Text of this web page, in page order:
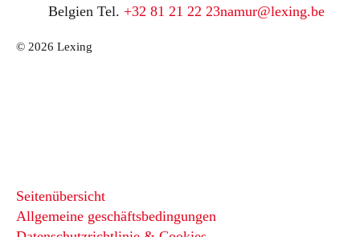
Belgien Tel. +32 81 21 22 23namur@lexing.be
© 2026 Lexing
Seitenübersicht
Allgemeine geschäftsbedingungen